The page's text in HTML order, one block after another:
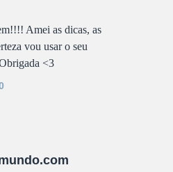
Amei as dicas, as
vou usar o seu
<3